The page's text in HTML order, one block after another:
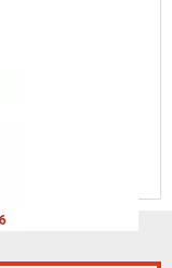
(для ОП-6